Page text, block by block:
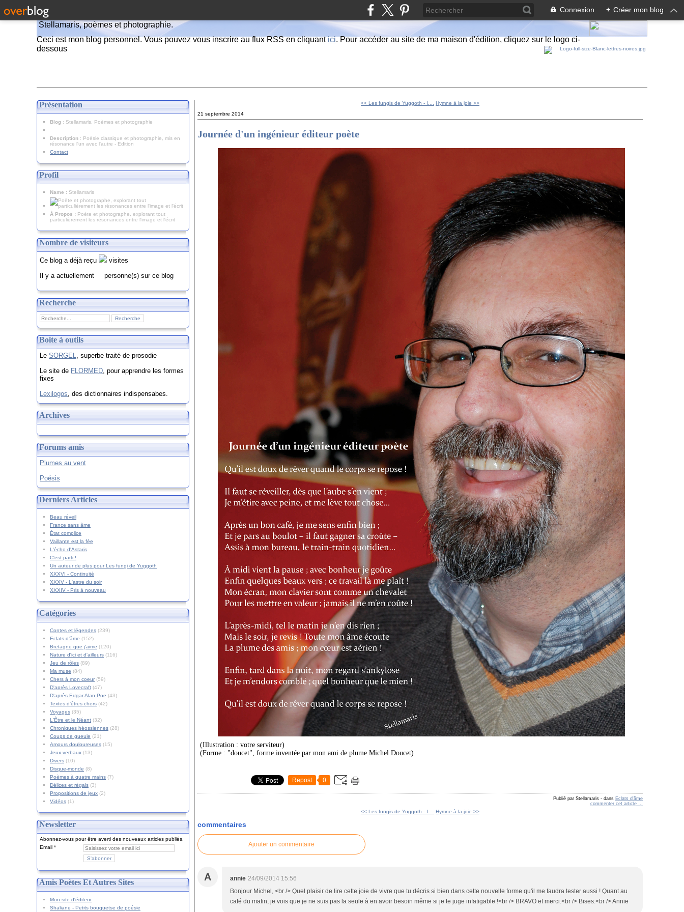
Connexion + Créer mon blog
Stellamaris, poèmes et photographie.
Ceci est mon blog personnel. Vous pouvez vous inscrire au flux RSS en cliquantici. Pour accéder au site de ma maison d'édition, cliquez sur le logo ci-
dessous
Présentation
Blog : Stellamaris. Poèmes et photographie
Description : Poésie classique et photographie, mis en
résonance l'un avec l'autre - Edition
Contact
Profil
Name : Stellamaris
À Propos : Poète et photographe, explorant tout
particulièrement les résonances entre l'image et l'écrit
Nombre de visiteurs
Ce blog a déjà reçu
visites
Il y a actuellement
personne(s) sur ce blog
Recherche
Boite à outils
Le SORGEL, superbe traité de prosodie
Le site de FLORMED, pour apprendre les formes
fixes
Lexilogos, des dictionnaires indispensabes.
Archives
Forums amis
Plumes au vent
Poésis
Derniers Articles
Beau réveil
France sans âme
État complice
Vaillante est la fée
L'écho d'Astaris
C'est parti !
Un auteur de plus pour Les fungi de Yuggoth
XXXVI - Continuité
XXXV - L'astre du soir
XXXIV - Pris à nouveau
Catégories
Contes et légendes (239)
Eclats d'âme (152)
Bretagne que j'aime (120)
Nature d'ici et d'ailleurs (116)
Jeu de rôles (89)
Ma muse (84)
Chers à mon coeur (59)
D'après Lovecraft (47)
D'après Edgar Alan Poe (43)
Textes d'êtres chers (42)
Voyages (35)
L'Être et le Néant (32)
Chroniques héossiennes (28)
Coups de gueule (21)
Amours douloureuses (15)
Jeux verbaux (13)
Divers (10)
Disque-monde (8)
Poèmes à quatre mains (7)
Délices et régals (3)
Propositions de jeux (2)
Vidéos (1)
Newsletter
Abonnez-vous pour être averti des nouveaux articles publiés.
Email
Amis Poètes Et Autres Sites
Mon site d'éditeur
Shaliane - Petits bouquetse de poésie
<< Les fungis de Yuggoth - I....
Hymne à la joie >>
21 septembre 2014
Journée d'un ingénieur éditeur poète
(Illustration : votre serviteur)
(Forme : "doucet", forme inventée par mon ami de plume Michel Doucet)
Repost 0
Publié par Stellamaris - dans Eclats d'âme
commenter cet article …
<< Les fungis de Yuggoth - I.... Hymne à la joie >>
commentaires
Ajouter un commentaire
A annie 24/09/2014 15:56
Bonjour Michel, <br /> Quel plaisir de lire cette joie de vivre que tu décris si bien dans cette nouvelle forme qu'il me faudra tester aussi ! Quant au
café du matin, je vois que je ne suis pas la seule à en avoir besoin même si je te juge infatigable !<br /> BRAVO et merci.<br /> Bises.<br /> Annie